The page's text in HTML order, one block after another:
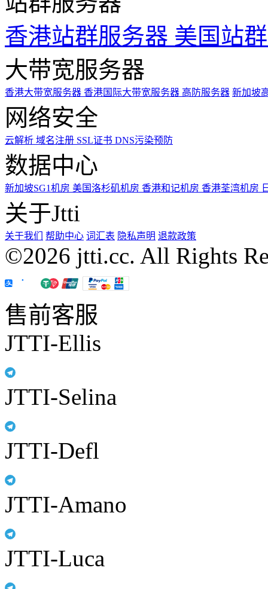
香港站群服务器 美国站
大带宽服务器
香港大带宽服务器 香港国际大带宽服务器 高防服务器 新加坡
网络安全
云解析 域名注册 SSL证书 DNS污染预防
数据中心
新加坡SG1机房 美国洛杉矶机房 香港和记机房 香港荃湾机房
关于Jtti
关于我们 帮助中心 词汇表 隐私声明 退款政策
©2026 jtti.cc. All Rights
售前客服
JTTI-Ellis
JTTI-Selina
JTTI-Defl
JTTI-Amano
JTTI-Luca